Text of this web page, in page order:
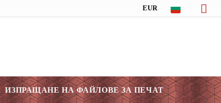
EUR
ИЗПРАЩАНЕ НА ФАЙЛОВЕ ЗА ПЕЧАТ